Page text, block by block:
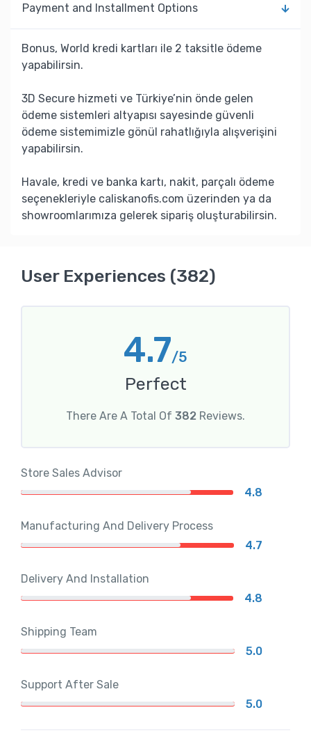
Payment and Installment Options
Bonus, World kredi kartları ile 2 taksitle ödeme
yapabilirsin.
3D Secure hizmeti ve Türkiye’nin önde gelen
ödeme sistemleri altyapısı sayesinde güvenli
ödeme sistemimizle gönül rahatlığıyla alışverişini
yapabilirsin.
Havale, kredi ve banka kartı, nakit, parçalı ödeme
seçenekleriyle caliskanofis.com üzerinden ya da
showroomlarımıza gelerek sipariş oluşturabilirsin.
User Experiences (382)
4.7/5
Perfect
There Are A Total Of 382 Reviews.
Store Sales Advisor
4.8
Manufacturing And Delivery Process
4.7
Delivery And Installation
4.8
Shipping Team
5.0
Support After Sale
5.0